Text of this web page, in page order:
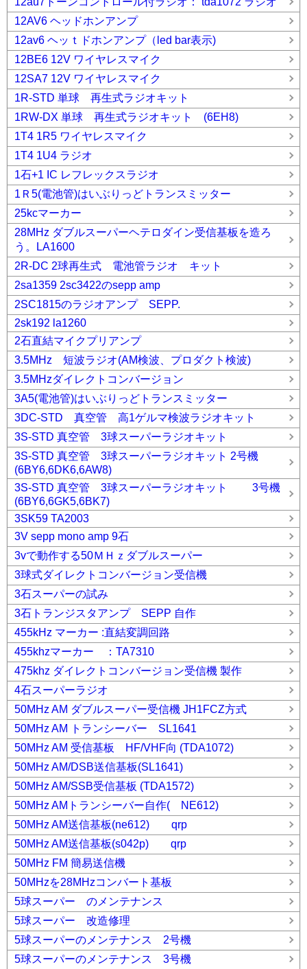
12AV6 ヘッドホンアンプ
12av6 ヘッｔドホンアンプ（led bar表示)
12BE6 12V ワイヤレスマイク
12SA7 12V ワイヤレスマイク
1R-STD 単球 再生式ラジオキット
1RW-DX 単球 再生式ラジオキット (6EH8)
1T4 1R5 ワイヤレスマイク
1T4 1U4 ラジオ
1石+1 IC レフレックスラジオ
1Ｒ5(電池管)はいぶりっどトランスミッター
25kcマーカー
28MHz ダブルスーパーヘテロダイン受信基板を造ろ
う。LA1600
2R-DC 2球再生式 電池管ラジオ キット
2sa1359 2sc3422のsepp amp
2SC1815のラジオアンプ SEPP.
2sk192 la1260
2石直結マイクプリアンプ
3.5MHz 短波ラジオ(AM検波、プロダクト検波)
3.5MHzダイレクトコンバージョン
3A5(電池管)はいぶりっどトランスミッター
3DC-STD 真空管 高1ゲルマ検波ラジオキット
3S-STD 真空管 3球スーパーラジオキット
3S-STD 真空管 3球スーパーラジオキット 2号機
(6BY6,6DK6,6AW8)
3S-STD 真空管 3球スーパーラジオキット 3号機
(6BY6,6GK5,6BK7)
3SK59 TA2003
3V sepp mono amp 9石
3vで動作する50ＭＨｚダブルスーパー
3球式ダイレクトコンバージョン受信機
3石スーパーの試み
3石トランジスタアンプ SEPP 自作
455kHz マーカー :直結変調回路
455khzマーカー ：TA7310
475khz ダイレクトコンバージョン受信機 製作
4石スーパーラジオ
50MHz AM ダブルスーパー受信機 JH1FCZ方式
50MHz AM トランシーバー SL1641
50MHz AM 受信基板 HF/VHF向 (TDA1072)
50MHz AM/DSB送信基板(SL1641)
50MHz AM/SSB受信基板 (TDA1572)
50MHz AMトランシーバー自作( NE612)
50MHz AM送信基板(ne612) qrp
50MHz AM送信基板(s042p) qrp
50MHz FM 簡易送信機
50MHzを28MHzコンバート基板
5球スーパー のメンテナンス
5球スーパー 改造修理
5球スーパーのメンテナンス 2号機
5球スーパーのメンテナンス 3号機